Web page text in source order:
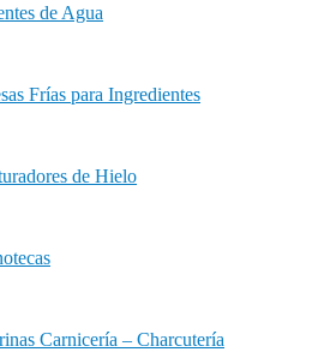
de Agua
Frías para Ingredientes
de Hielo
Carnicería – Charcutería